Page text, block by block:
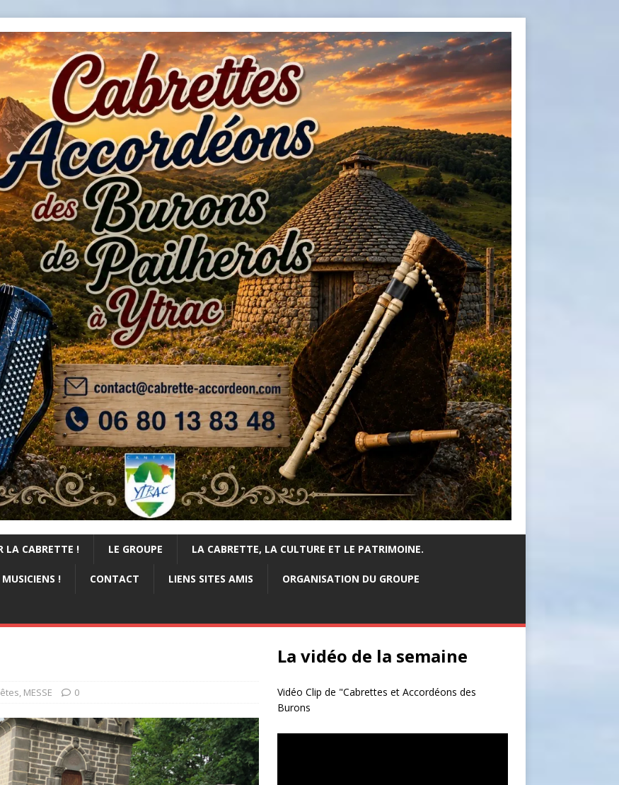
LA CABRETTE ! LE GROUPE LA CABRETTE, LA CULTURE ET LE PATRIMOINE.
! CONTACT LIENS SITES AMIS ORGANISATION DU GROUPE
, MESSE 0
La vidéo de la semaine
Vidéo Clip de "Cabrettes et Accordéons des
Burons